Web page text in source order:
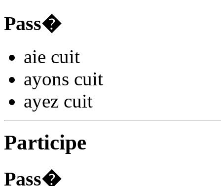
Pass�
aie cuit
ayons cuit
ayez cuit
Participe
Pass�